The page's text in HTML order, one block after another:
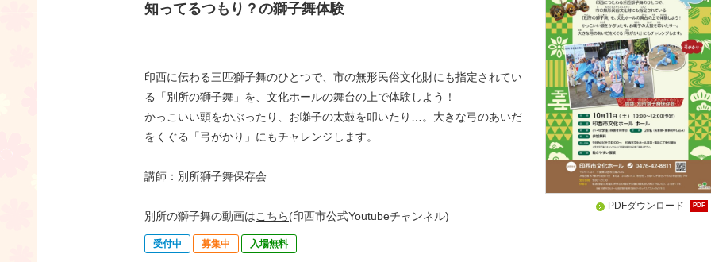
知ってるつもり？の獅子舞体験
印西に伝わる三匹獅子舞のひとつで、市の無形民俗文化財にも指定されてい
る「別所の獅子舞」を、文化ホールの舞台の上で体験しよう！
かっこいい頭をかぶったり、お囃子の太鼓を叩いたり…。大きな弓のあいだ
をくぐる「弓がかり」にもチャレンジします。
講師：別所獅子舞保存会
別所の獅子舞の動画はこちら(印西市公式Youtubeチャンネル)
受付中 募集中 入場無料
PDFダウンロード PDF